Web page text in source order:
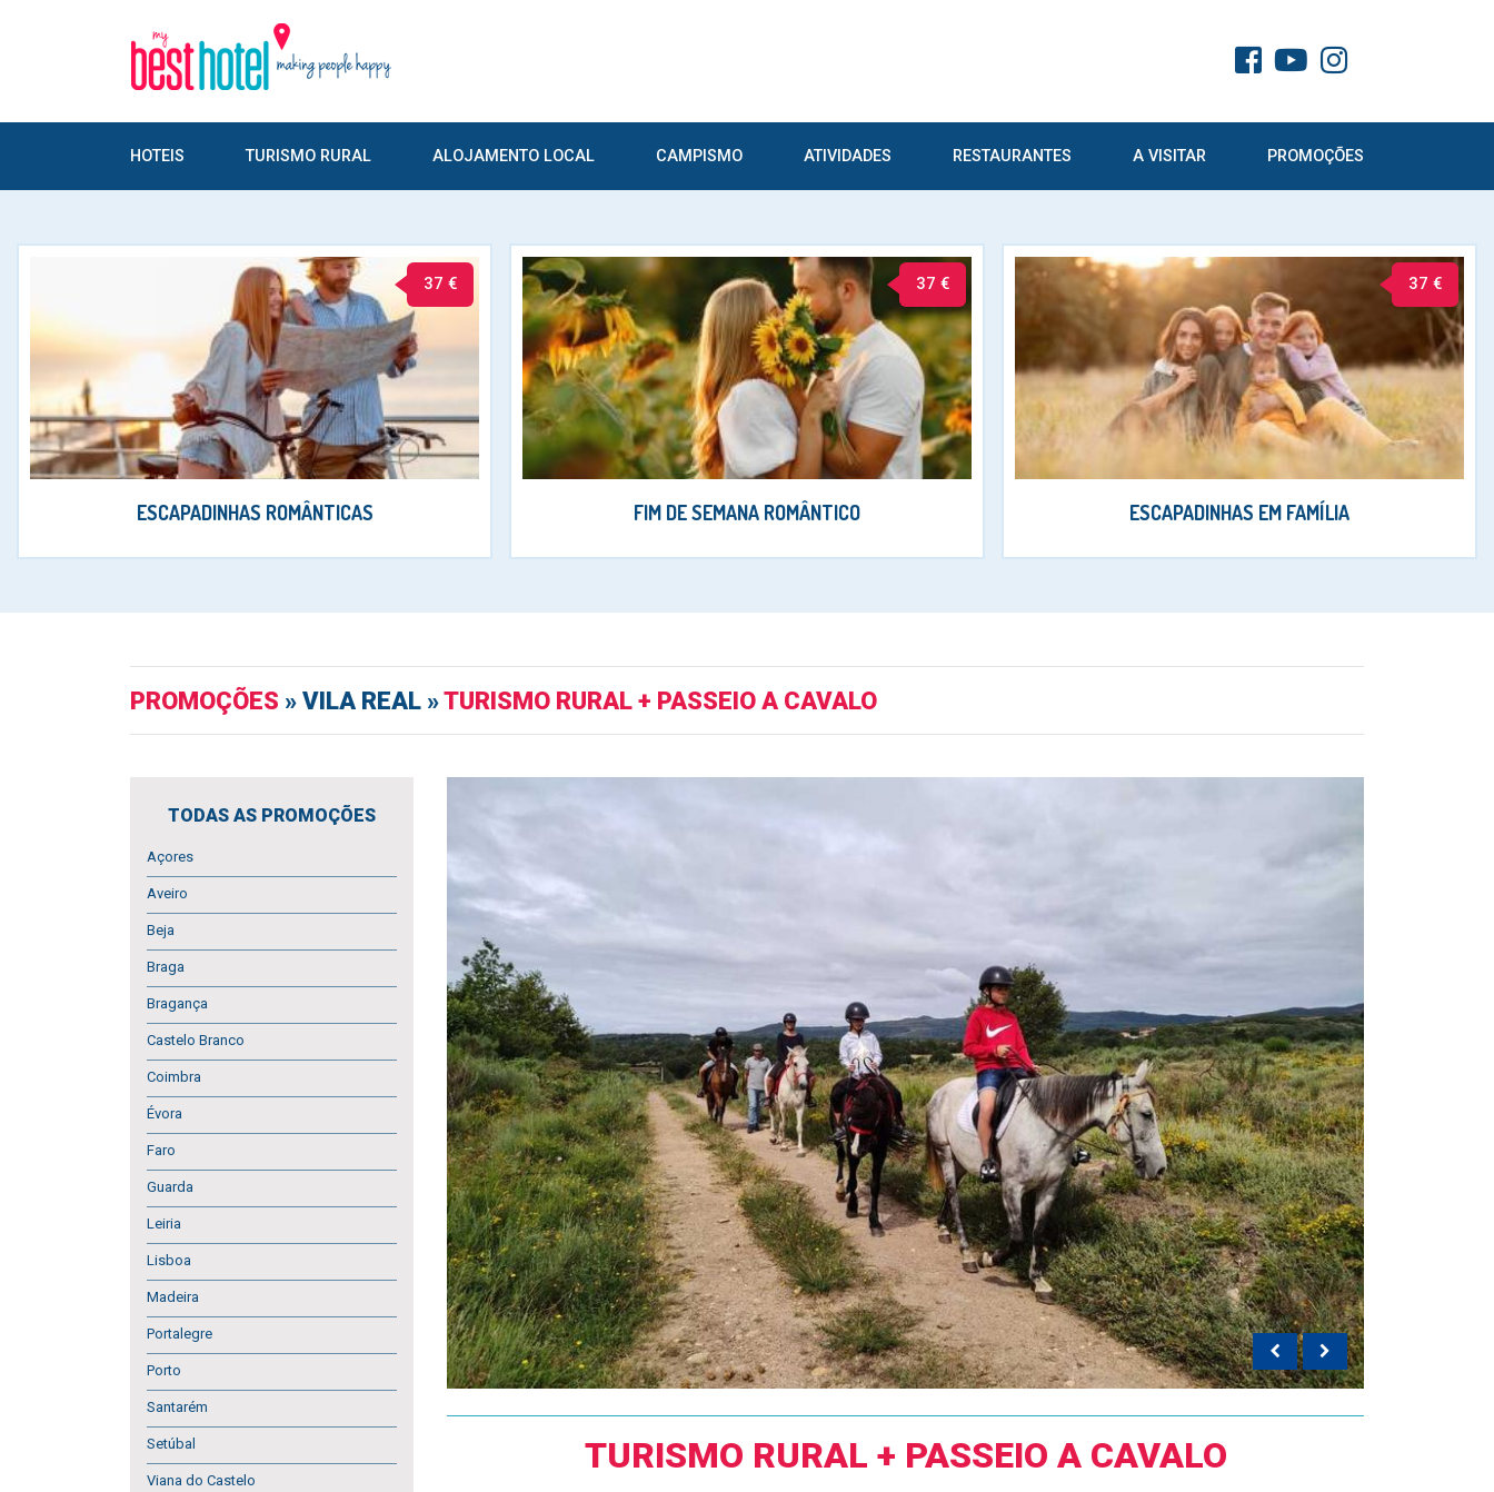
HOTEIS TURISMO RURAL ALOJAMENTO LOCAL CAMPISMO ATIVIDADES RESTAURANTES A VISITAR PROMOÇÕES
37 €
ESCAPADINHAS ROMÂNTICAS
37 €
FIM DE SEMANA ROMÂNTICO
37 €
ESCAPADINHAS EM FAMÍLIA
PROMOÇÕES » VILA REAL »TURISMO RURAL + PASSEIO A CAVALO
TODAS AS PROMOÇÕES
Açores
Aveiro
Beja
Braga
Bragança
Castelo Branco
Coimbra
Évora
Faro
Guarda
Leiria
Lisboa
Madeira
Portalegre
Porto
Santarém
Setúbal
Viana do Castelo
TURISMO RURAL + PASSEIO A CAVALO